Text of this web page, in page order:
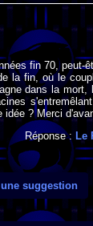
fin 70, peut-
la fin, où le
dans la
? Merci
Réponse : Le
suggestion